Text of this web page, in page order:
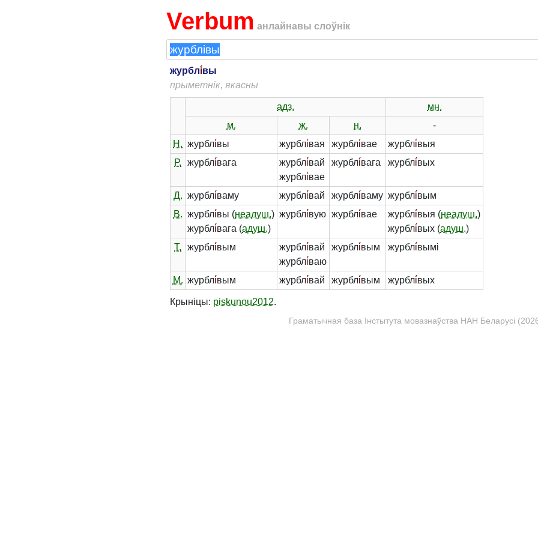
Verbum анлайнавы слоўнік
журблі́вы
прыметнік, якасны
адз.
мн.
м.
ж. н.
-
Н. журблі́вы журблі́вая журблі́вае журблі́выя
Р.
журблі́вага журблі́вай
журблі́вае
журблі́вага журблі́вых
Д. журблі́ваму журблі́вай журблі́ваму журблі́вым
В. журблі́вы (неадуш.)
журблі́вага (адуш.)
журблі́вую журблі́вае журблі́выя (неадуш.)
журблі́вых (адуш.)
Т.
журблі́вым журблі́вай
журблі́ваю
журблі́вым журблі́вымі
М. журблі́вым журблі́вай журблі́вым журблі́вых
Крыніцы: piskunou2012.
Граматычная база Інстытута мовазнаўства НАН Беларусі